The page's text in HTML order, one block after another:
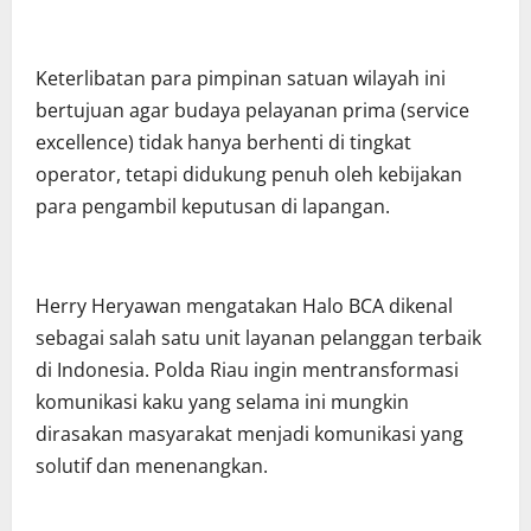
Keterlibatan para pimpinan satuan wilayah ini
bertujuan agar budaya pelayanan prima (service
excellence) tidak hanya berhenti di tingkat
operator, tetapi didukung penuh oleh kebijakan
para pengambil keputusan di lapangan.
Herry Heryawan mengatakan Halo BCA dikenal
sebagai salah satu unit layanan pelanggan terbaik
di Indonesia. Polda Riau ingin mentransformasi
komunikasi kaku yang selama ini mungkin
dirasakan masyarakat menjadi komunikasi yang
solutif dan menenangkan.